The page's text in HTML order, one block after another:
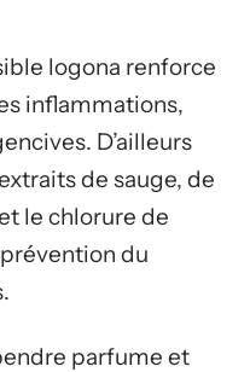
logona renforce
inflammations,
D’ailleurs
de sauge, de
le chlorure de
du
parfume et